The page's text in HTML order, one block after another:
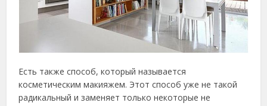
Есть также способ, который называется
косметическим макияжем. Этот способ уже не такой
радикальный и заменяет только некоторые не